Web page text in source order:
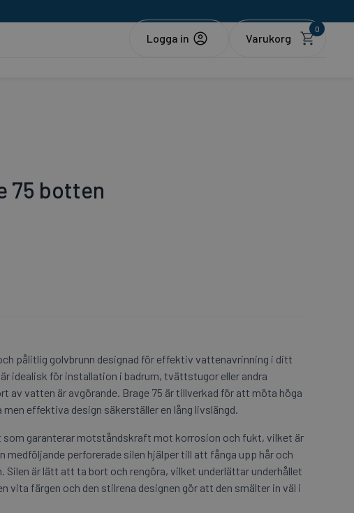
Logga in
0
75 botten
pålitlig golvbrunn designad för effektiv vattenavrinning i ditt
idealisk för installation i badrum, tvättstugor eller andra
av vatten är avgörande. Brage 75 är tillverkad för att möta höga
effektiva design säkerställer en lång livslängd.
som garanterar motståndskraft mot korrosion och fukt, vilket är
perforerade silen hjälper till att fånga upp hår och
är lätt att ta bort och rengöra, vilket underlättar underhållet
vita färgen och den stilrena designen gör att den smälter in väl i